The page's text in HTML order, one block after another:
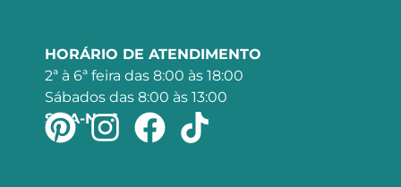
HORÁRIO DE ATENDIMENTO
2ª à 6ª feira das 8:00 às 18:00
Sábados das 8:00 às 13:00
SIGA-NOS